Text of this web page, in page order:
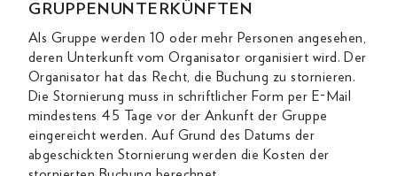
GRUPPENUNTERKÜNFTEN
Als Gruppe werden 10 oder mehr Personen angesehen,
deren Unterkunft vom Organisator organisiert wird. Der
Organisator hat das Recht, die Buchung zu stornieren.
Die Stornierung muss in schriftlicher Form per E-Mail
mindestens 45 Tage vor der Ankunft der Gruppe
eingereicht werden. Auf Grund des Datums der
abgeschickten Stornierung werden die Kosten der